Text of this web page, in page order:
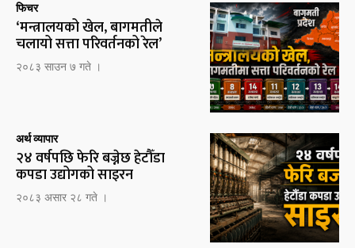
फिचर
‘मन्त्रालयको खेल, बागमतीले
चलायो सत्ता परिवर्तनको रेल’
२०८३ साउन ७ गते ।
अर्थ व्यापार
२४ वर्षपछि फेरि बज्नेछ हेटौँडा
कपडा उद्योगको साइरन
२०८३ असार २८ गते ।